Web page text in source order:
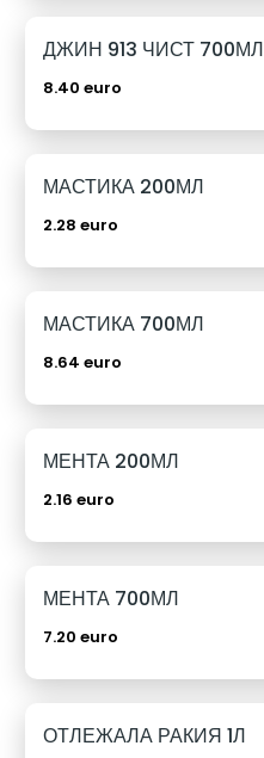
ДЖИН 913 ЧИСТ 700МЛ
8.40 euro
МАСТИКА 200МЛ
2.28 euro
МАСТИКА 700МЛ
8.64 euro
МЕНТА 200МЛ
2.16 euro
МЕНТА 700МЛ
7.20 euro
ОТЛЕЖАЛА РАКИЯ 1Л